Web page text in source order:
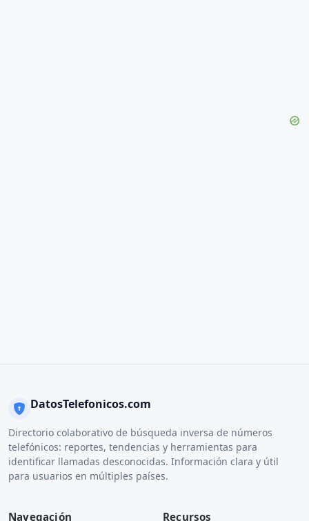
DatosTelefonicos.com
Directorio colaborativo de búsqueda inversa de números
telefónicos: reportes, tendencias y herramientas para
identificar llamadas desconocidas. Información clara y útil
para usuarios en múltiples países.
Navegación Recursos